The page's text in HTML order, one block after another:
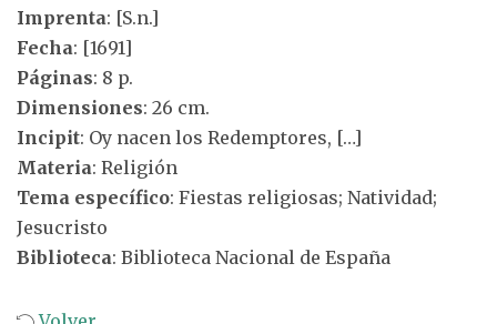
Imprenta: [S.n.]
Fecha: [1691]
Páginas: 8 p.
Dimensiones: 26 cm.
Incipit: Oy nacen los Redemptores, […]
Materia: Religión
Tema específico: Fiestas religiosas; Natividad;
Jesucristo
Biblioteca: Biblioteca Nacional de España